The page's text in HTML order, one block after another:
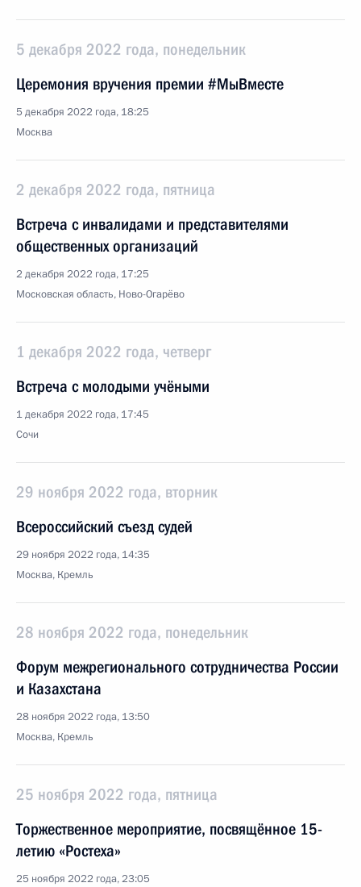
5 декабря 2022 года, понедельник
Церемония вручения премии #МыВместе
5 декабря 2022 года, 18:25
Москва
2 декабря 2022 года, пятница
Встреча с инвалидами и представителями
общественных организаций
2 декабря 2022 года, 17:25
Московская область, Ново-Огарёво
1 декабря 2022 года, четверг
Встреча с молодыми учёными
1 декабря 2022 года, 17:45
Сочи
29 ноября 2022 года, вторник
Всероссийский съезд судей
29 ноября 2022 года, 14:35
Москва, Кремль
28 ноября 2022 года, понедельник
Форум межрегионального сотрудничества России
и Казахстана
28 ноября 2022 года, 13:50
Москва, Кремль
25 ноября 2022 года, пятница
Торжественное мероприятие, посвящённое 15-
летию «Ростеха»
25 ноября 2022 года, 23:05